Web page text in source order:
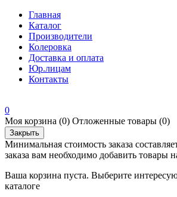
Главная
Каталог
Производители
Колеровка
Доставка и оплата
Юр.лицам
Контакты
0
Моя корзина (0) Отложенные товары (0)
Закрыть
Минимальная стоимость заказа
заказа вам необходимо добавить товары
Ваша корзина пуста. Выберите
каталоге